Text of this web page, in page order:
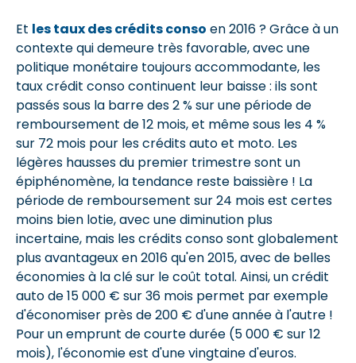
Et les taux des crédits conso en 2016 ? Grâce à un
contexte qui demeure très favorable, avec une
politique monétaire toujours accommodante, les
taux crédit conso continuent leur baisse : ils sont
passés sous la barre des 2 % sur une période de
remboursement de 12 mois, et même sous les 4 %
sur 72 mois pour les crédits auto et moto. Les
légères hausses du premier trimestre sont un
épiphénomène, la tendance reste baissière ! La
période de remboursement sur 24 mois est certes
moins bien lotie, avec une diminution plus
incertaine, mais les crédits conso sont globalement
plus avantageux en 2016 qu'en 2015, avec de belles
économies à la clé sur le coût total. Ainsi, un crédit
auto de 15 000 € sur 36 mois permet par exemple
d'économiser près de 200 € d'une année à l'autre !
Pour un emprunt de courte durée (5 000 € sur 12
mois), l'économie est d'une vingtaine d'euros.